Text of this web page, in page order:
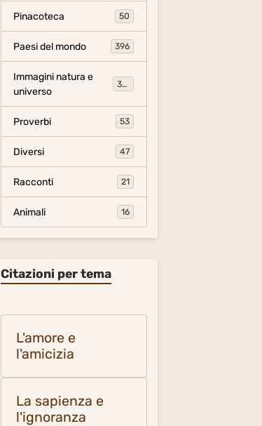
Pinacoteca 50
Paesi del mondo 396
Immagini natura e
universo
306
Proverbi 53
Diversi 47
Racconti 21
Animali 16
Citazioni per tema
L'amore e
l'amicizia
La sapienza e
l'ignoranza